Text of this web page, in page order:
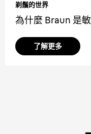
剃鬚的世界
為什麼 Braun 是
了解更多